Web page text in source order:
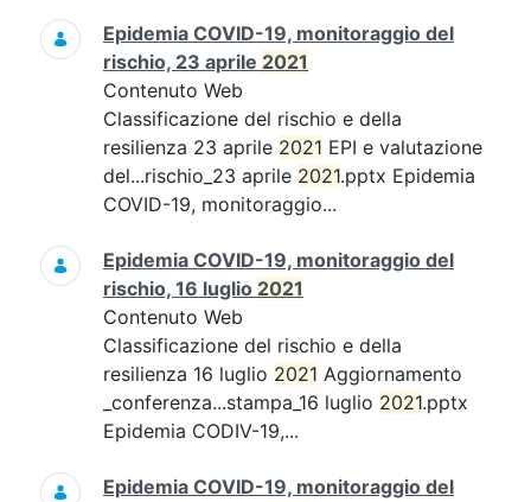
Epidemia COVID-19, monitoraggio del
rischio, 23 aprile 2021
Contenuto Web
Classificazione del rischio e della
resilienza 23 aprile 2021 EPI e valutazione
del...rischio_23 aprile 2021.pptx Epidemia
COVID-19, monitoraggio...
Epidemia COVID-19, monitoraggio del
rischio, 16 luglio 2021
Contenuto Web
Classificazione del rischio e della
resilienza 16 luglio 2021 Aggiornamento
_conferenza...stampa_16 luglio 2021.pptx
Epidemia CODIV-19,...
Epidemia COVID-19, monitoraggio del